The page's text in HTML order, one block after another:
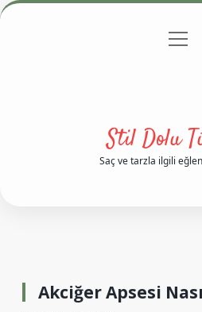
Gizlilik
Stil Dolu
Saç ve tarzla ilgili
Akciğer Apsesi